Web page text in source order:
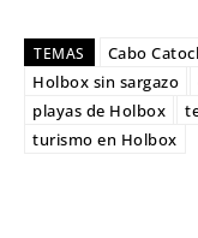
TEMAS Cabo
Holbox sin sargazo
playas de Holbox
turismo en Holbox